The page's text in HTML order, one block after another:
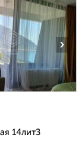
›
14литЗ